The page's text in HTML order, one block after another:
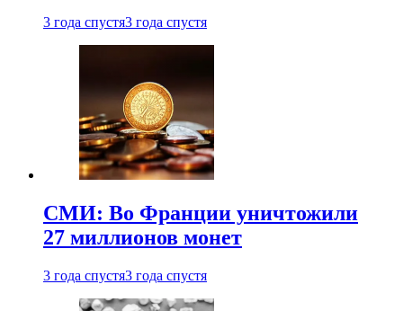
3 года спустя3 года спустя
СМИ: Во Франции уничтожили
27 миллионов монет
3 года спустя3 года спустя